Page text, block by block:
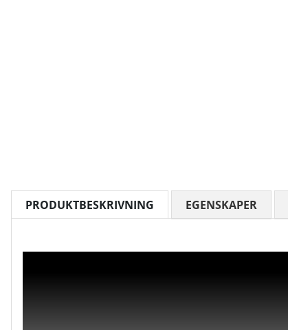
PRODUKTBESKRIVNING EGENSKAPER